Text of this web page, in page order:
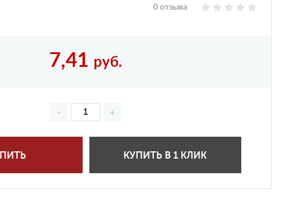
0 отзыва
7,41 руб.
КУПИТЬ В 1 КЛИК